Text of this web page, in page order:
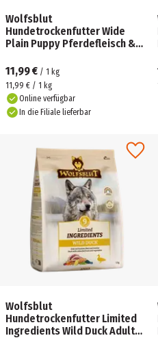
Wolfsblut
Hundetrockenfutter Wide
Plain Puppy Pferdefleisch &
11,99 € / 1 kg
11,99 € / 1 kg
Online verfügbar
In die Filiale lieferbar
Wolfsblut
Hundetrockenfutter Limited
Ingredients Wild Duck Adult